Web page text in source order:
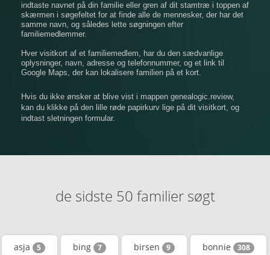
indtaste navnet på din familie eller gren af ​​dit stamtræ i toppen af
​​skærmen i søgefeltet for at finde alle de mennesker, der har det
samme navn, og således lette søgningen efter
familiemedlemmer.
Hver visitkort af et familiemedlem, har du den sædvanlige
oplysninger, navn, adresse og telefonnummer, og et link til
Google Maps, der kan lokalisere familien på et kort.
Hvis du ikke ønsker at blive vist i mappen genealogic.review,
kan du klikke på den lille røde papirkurv lige på dit visitkort, og
indtast sletningen formular.
de sidste 50 familier søgt
asja 5 bing 7 birsen 9 bonnie 308